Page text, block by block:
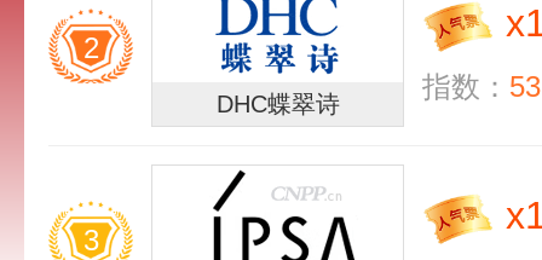
2
DHC蝶翠诗
x
指数：
3
x